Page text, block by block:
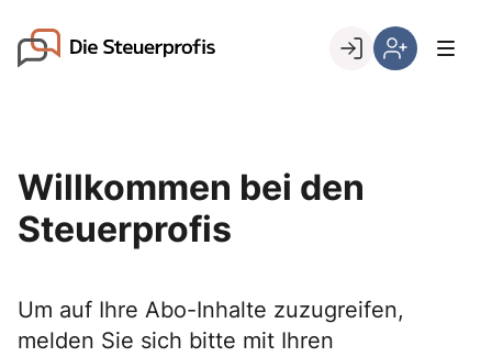
content
Go to landing page.
sind
Willkommen bei den
Steuerprofis
Um auf Ihre Abo-Inhalte zuzugreifen,
melden Sie sich bitte mit Ihren